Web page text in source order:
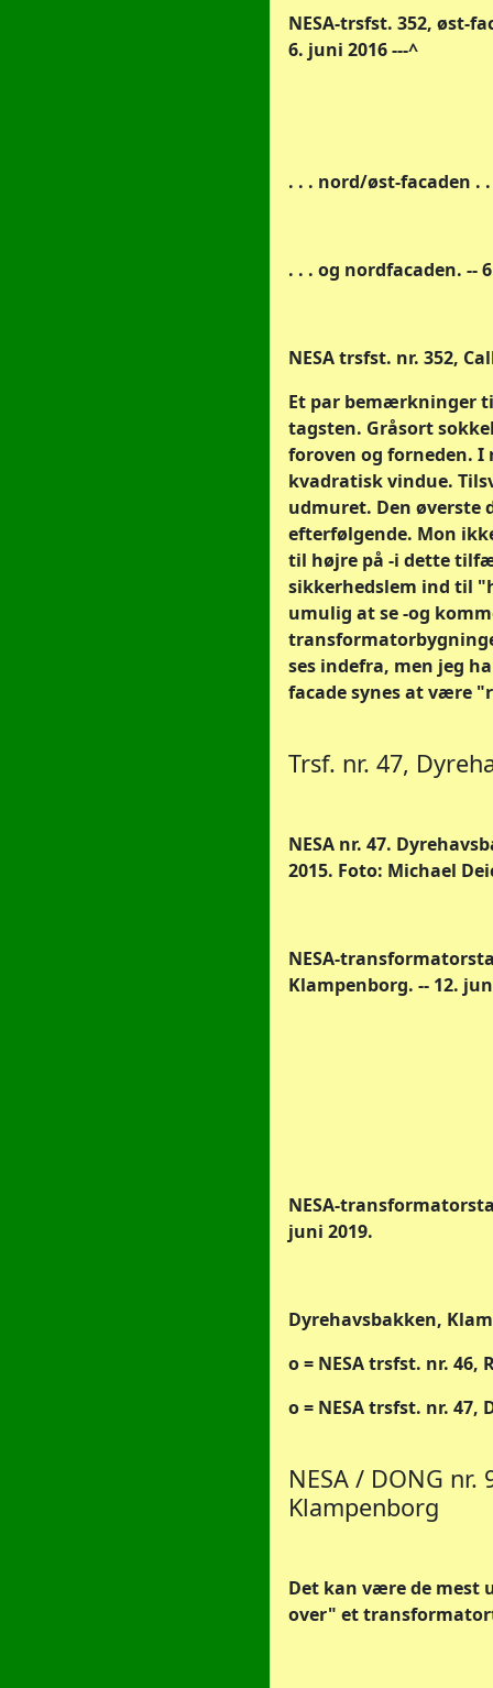
NESA-trsfst. 352, øst-
6. juni 2016 ---^
. . . nord/øst-facaden .
. . . og nordfacaden. --
NESA trsfst. nr. 352,
Et par bemærkninger
tagsten. Gråsort
foroven og forneden. I
kvadratisk vindue.
udmuret. Den øverste
efterfølgende. Mon
til højre på -i dette
sikkerhedslem ind til
umulig at se -og
ses indefra, men jeg
facade synes at være
Trsf. nr. 47,
NESA nr. 47.
2015. Foto: Michael
NESA-
Klampenborg. -- 12.
NESA-
juni 2019.
Dyrehavsbakken,
o = NESA trsfst. nr. 46,
o = NESA trsfst. nr. 47,
NESA / DONG nr.
Klampenborg
Det kan være de mest
over" et